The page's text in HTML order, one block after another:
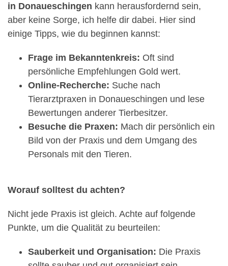
in Donaueschingen kann herausfordernd sein,
aber keine Sorge, ich helfe dir dabei. Hier sind
einige Tipps, wie du beginnen kannst:
Frage im Bekanntenkreis: Oft sind
persönliche Empfehlungen Gold wert.
Online-Recherche: Suche nach
Tierarztpraxen in Donaueschingen und lese
Bewertungen anderer Tierbesitzer.
Besuche die Praxen: Mach dir persönlich ein
Bild von der Praxis und dem Umgang des
Personals mit den Tieren.
Worauf solltest du achten?
Nicht jede Praxis ist gleich. Achte auf folgende
Punkte, um die Qualität zu beurteilen:
Sauberkeit und Organisation: Die Praxis